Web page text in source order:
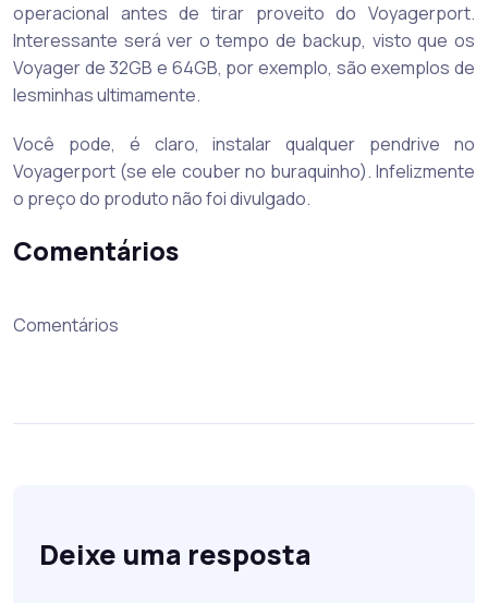
operacional antes de tirar proveito do Voyagerport.
Interessante será ver o tempo de backup, visto que os
Voyager de 32GB e 64GB, por exemplo, são exemplos de
lesminhas ultimamente.
Você pode, é claro, instalar qualquer pendrive no
Voyagerport (se ele couber no buraquinho). Infelizmente
o preço do produto não foi divulgado.
Comentários
Comentários
Deixe uma resposta